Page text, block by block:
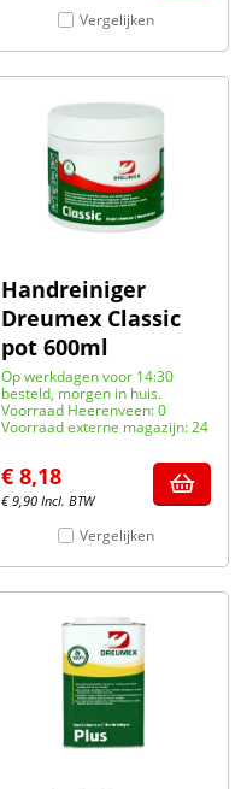
Vergelijken
Handreiniger
Dreumex Classic
pot 600ml
Op werkdagen voor 14:30
besteld, morgen in huis.
Voorraad Heerenveen: 0
Voorraad externe magazijn: 24
€ 8,18
€9,90 Incl. BTW
Vergelijken